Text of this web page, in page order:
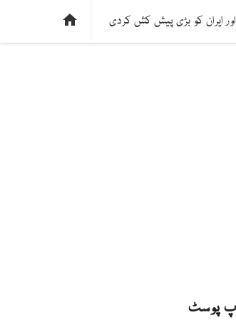
 ایران کو بڑی پیش کش کردی
پوسٹ